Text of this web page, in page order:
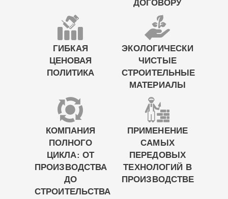
ДОГОВОРУ
ГИБКАЯ
ЦЕНОВАЯ
ПОЛИТИКА
ЭКОЛОГИЧЕСКИ
ЧИСТЫЕ
СТРОИТЕЛЬНЫЕ
МАТЕРИАЛЫ
КОМПАНИЯ
ПОЛНОГО
ЦИКЛА: ОТ
ПРОИЗВОДСТВА
ДО
СТРОИТЕЛЬСТВА
ПРИМЕНЕНИЕ
САМЫХ
ПЕРЕДОВЫХ
ТЕХНОЛОГИЙ В
ПРОИЗВОДСТВЕ